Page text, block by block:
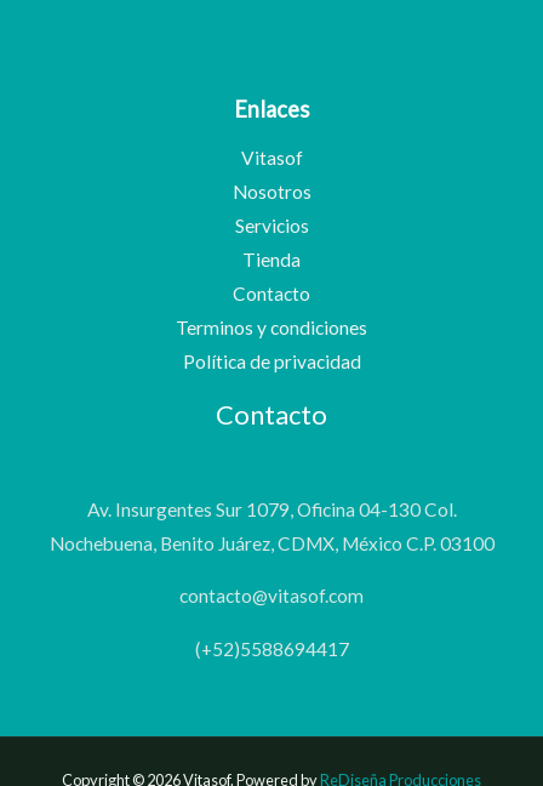
Enlaces
Vitasof
Nosotros
Servicios
Tienda
Contacto
Terminos y condiciones
Política de privacidad
Contacto
Av. Insurgentes Sur 1079, Oficina 04-130 Col.
Nochebuena, Benito Juárez, CDMX, México C.P. 03100
contacto@vitasof.com
(+52)5588694417
Copyright © 2026 Vitasof. Powered byReDiseña Producciones